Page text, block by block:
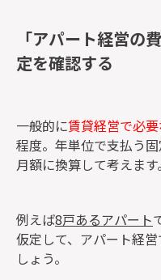
「アパート経営の
定を確認する
一般的に賃貸経営で必
程度。年単位で支払う
月額に換算して考えます。
例えば8戸あるアパート
仮定して、アパート経
しょう。